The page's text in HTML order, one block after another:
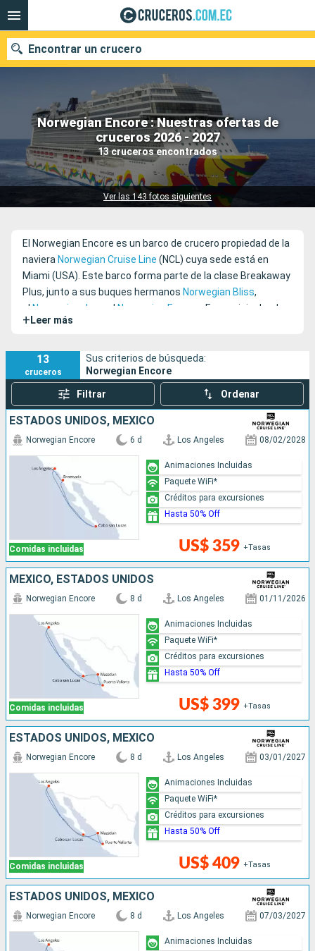
Norwegian Encore : Nuestras ofertas de
cruceros 2026 - 2027
13 cruceros encontrados
Ver las 143 fotos siguientes
Encontrar un crucero
Nuestros destinos
Fecha de salida
El Norwegian Encore es un barco de crucero propiedad de la
naviera Norwegian Cruise Line (NCL) cuya sede está en
Miami (USA). Este barco forma parte de la clase Breakaway
Plus, junto a sus buques hermanos Norwegian Bliss,
el Norwegian Joy y el Norwegian Escape
. En servicio desde
el año en 2.019, el Norwegian Encore es uno de los buques
+ Leer más
13
cruceros
Sus criterios de búsqueda:
Norwegian Encore
Filtrar Ordenar
ESTADOS UNIDOS, MÉXICO
Comidas incluidas
Norwegian Encore 6 d Los Angeles 08/02/2028
US$ 359 +Tasas
Animaciones Incluidas
Paquete WiFi*
Créditos para excursiones
Hasta 50% Off
MÉXICO, ESTADOS UNIDOS
Comidas incluidas
Norwegian Encore 8 d Los Angeles 01/11/2026
US$ 399 +Tasas
Animaciones Incluidas
Paquete WiFi*
Créditos para excursiones
Hasta 50% Off
ESTADOS UNIDOS, MÉXICO
Comidas incluidas
Norwegian Encore 8 d Los Angeles 03/01/2027
US$ 409 +Tasas
Animaciones Incluidas
Paquete WiFi*
Créditos para excursiones
Hasta 50% Off
ESTADOS UNIDOS, MÉXICO
Norwegian Encore 8 d Los Angeles 07/03/2027
Animaciones Incluidas